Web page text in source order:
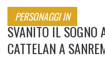
PERSONAGGI IN
SVANITO IL SOGNO
CATTELAN A